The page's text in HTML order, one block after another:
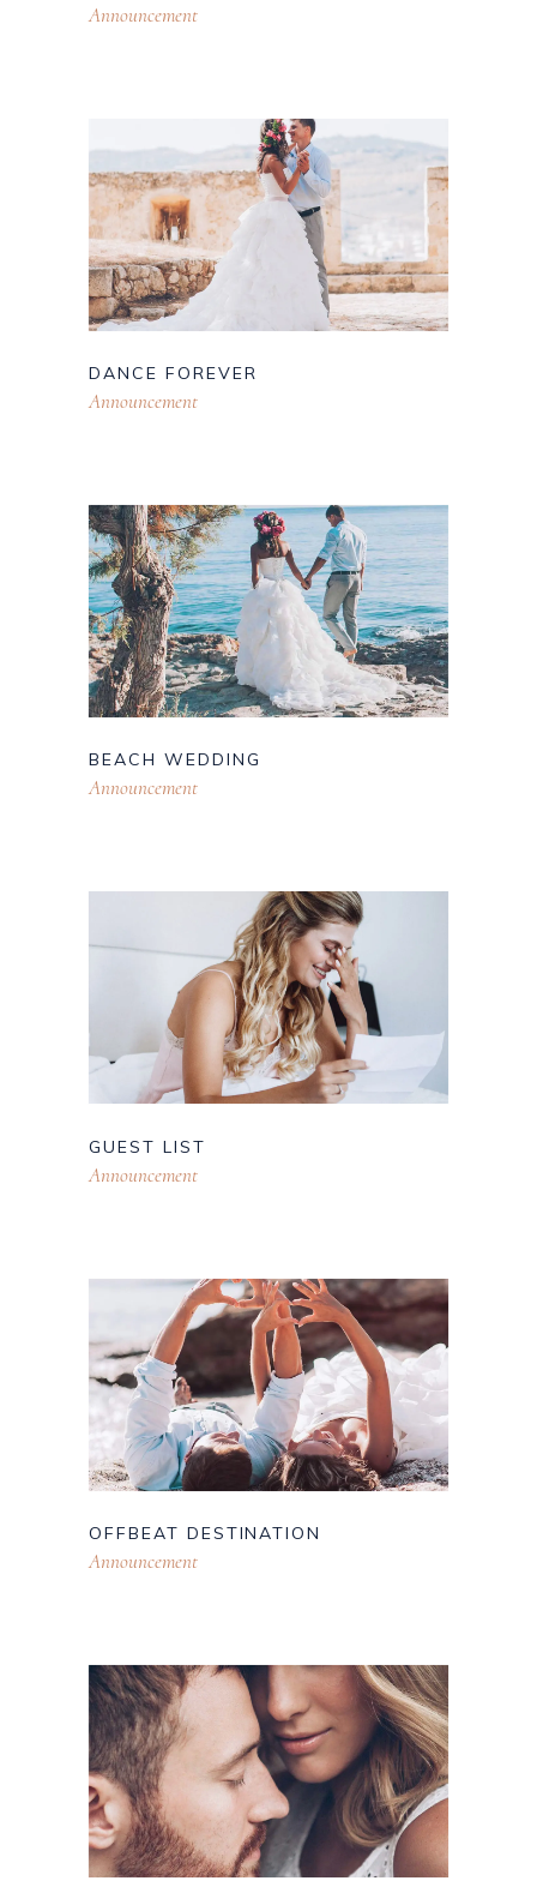
Announcement
DANCE FOREVER
Announcement
BEACH WEDDING
Announcement
GUEST LIST
Announcement
OFFBEAT DESTINATION
Announcement